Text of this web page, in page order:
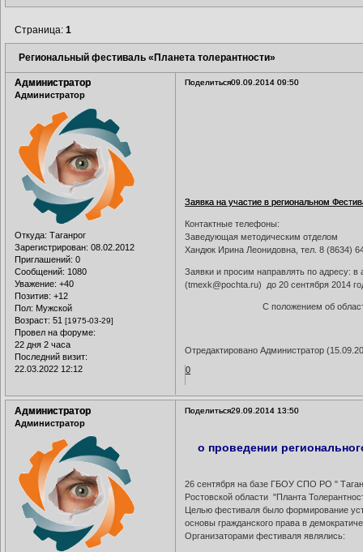
Региональный фестиваль «Планета толерантности»
Страница:1
Поделиться09.09.2014 09:50
Администратор
Администратор
Откуда: Таганрог
Зарегистрирован: 08.02.2012
Приглашений: 0
Сообщений: 1080
Уважение: +40
Позитив: +12
Пол: Мужской
Возраст: 51 [1975-03-29]
Провел на форуме:
22 дня 2 часа
Последний визит:
22.03.2022 12:12
Заявка на участие в региональном
Контактные телефоны:
Заведующая методическим отделом
Хандюк Ирина Леонидовна, тел. 8 (8634)
Заявки и просим направлять по адресу: в
(tmexk@pochta.ru) до 20 сентября 2014
С положением об
Отредактировано Администратор
0
Поделиться29.09.2014 13:50
Администратор
Администратор
о проведении
26 сентября на базе ГБОУ СПО РО "
Ростовской области "Планта
Целью фестиваля было формирование
основы гражданского права в
Организаторами фестиваля являлись: